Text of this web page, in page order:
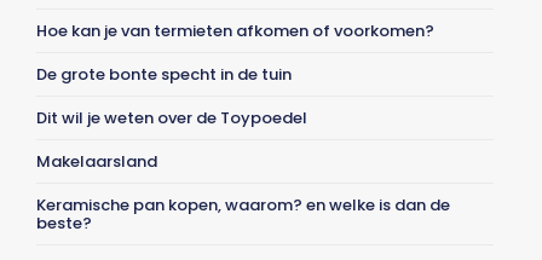
Hoe kan je van termieten afkomen of voorkomen?
De grote bonte specht in de tuin
Dit wil je weten over de Toypoedel
Makelaarsland
Keramische pan kopen, waarom? en welke is dan de
beste?